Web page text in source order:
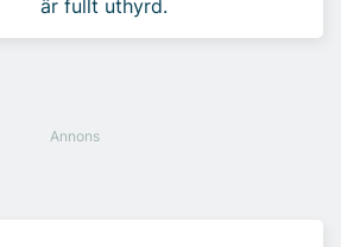
är fullt uthyrd.